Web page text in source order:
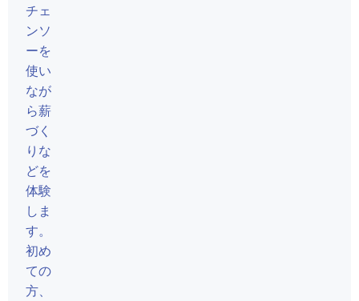
チェ
ンソ
ーを
使い
なが
ら薪
づく
りな
どを
体験
しま
す。
初め
ての
方、